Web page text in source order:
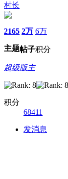
村长
2165
主题
2万
帖子
6万
积分
超级版主
积分
68411
发消息